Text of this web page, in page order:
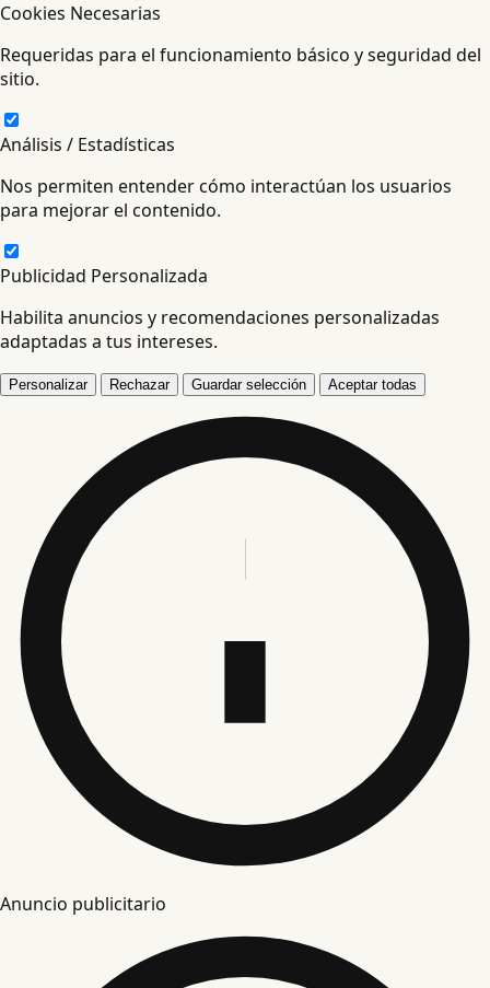
Cookies Necesarias
Requeridas para el funcionamiento básico y seguridad del
sitio.
Análisis / Estadísticas
Nos permiten entender cómo interactúan los usuarios
para mejorar el contenido.
Publicidad Personalizada
Habilita anuncios y recomendaciones personalizadas
adaptadas a tus intereses.
Personalizar Rechazar Guardar selección Aceptar todas
Anuncio publicitario